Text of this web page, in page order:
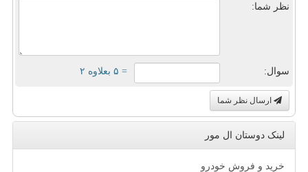
نظر شما:
سوال: = ۵ بعلاوه ۲
ارسال نظر شما
لینک دوستان ال مور
خرید و فروش خودرو